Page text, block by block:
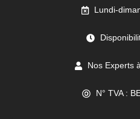
Lundi-
Nos Experts
N° TVA :